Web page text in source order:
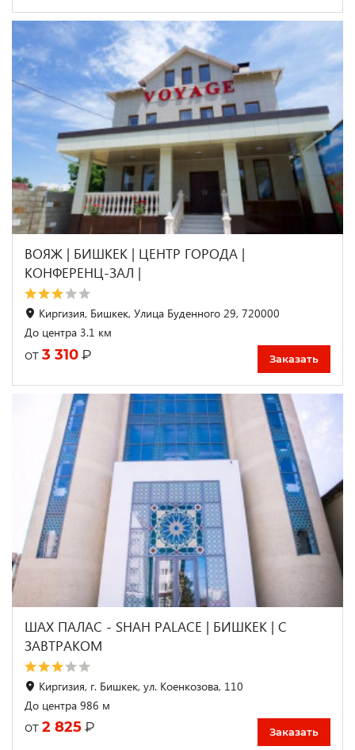
ВОЯЖ | БИШКЕК | ЦЕНТР ГОРОДА |
КОНФЕРЕНЦ-ЗАЛ |
Киргизия, Бишкек, Улица Буденного 29, 720000
До центра 3.1 км
от 3 310 ₽ Заказать
ШАХ ПАЛАС - SHAH PALACE | БИШКЕК | С
ЗАВТРАКОМ
Киргизия, г. Бишкек, ул. Коенкозова, 110
До центра 986 м
от 2 825 ₽ Заказать